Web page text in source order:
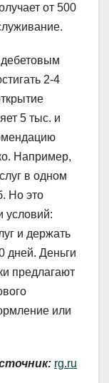
от 500
2-4
5 тыс. и
Например,
в одном
Но это
условий:
и держать
дней. Деньги
предлагают
или
rg.ru